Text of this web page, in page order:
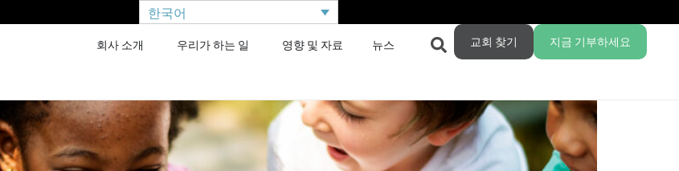
한국어
회사 소개 우리가 하는 일 영향 및 자료 뉴스 교회 찾기 지금 기부하세요